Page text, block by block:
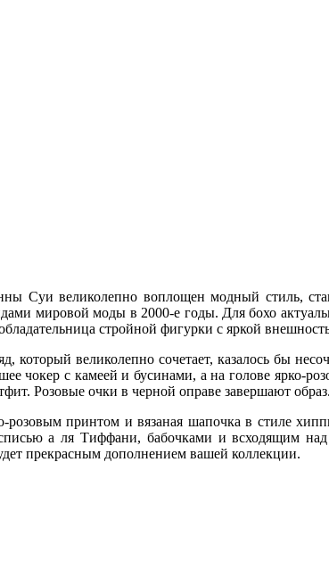
Суи великолепно воплощен модный стиль,
мировой моды в 2000-е годы. Для бохо
стройной фигурки с яркой
который великолепно сочетает, казалось бы
чокер с камеей и бусинами, а на голове ярко-
Розовые очки в черной оправе завершают образ.
принтом и вязаная шапочка в стиле
а ля Тиффани, бабочками и всходящим
прекрасным дополнением вашей коллекции.